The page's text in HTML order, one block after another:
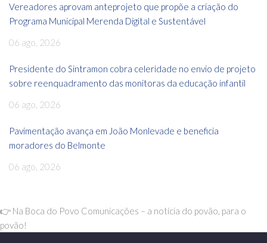
Vereadores aprovam anteprojeto que propõe a criação do
Programa Municipal Merenda Digital e Sustentável
06 ago, 2026
Presidente do Sintramon cobra celeridade no envio de projeto
sobre reenquadramento das monitoras da educação infantil
06 ago, 2026
Pavimentação avança em João Monlevade e beneficia
moradores do Belmonte
06 ago, 2026
👉 Na Boca do Povo Comunicações – a notícia do povão, para o
povão!